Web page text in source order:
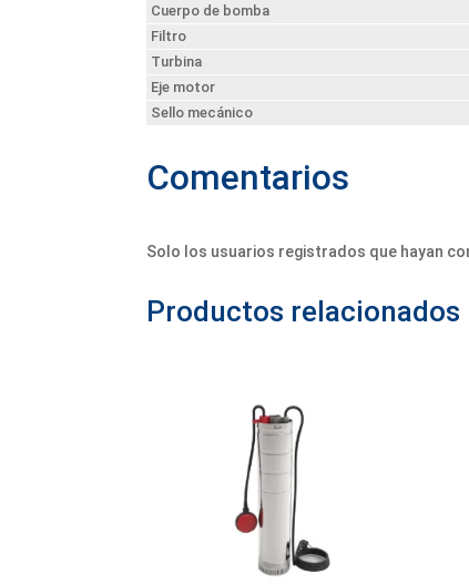
Cuerpo de bomba
Filtro
Turbina
Eje motor
Sello mecánico
Comentarios
Solo los usuarios registrados que hayan
Productos relacionados